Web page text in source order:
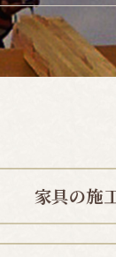
家具の施